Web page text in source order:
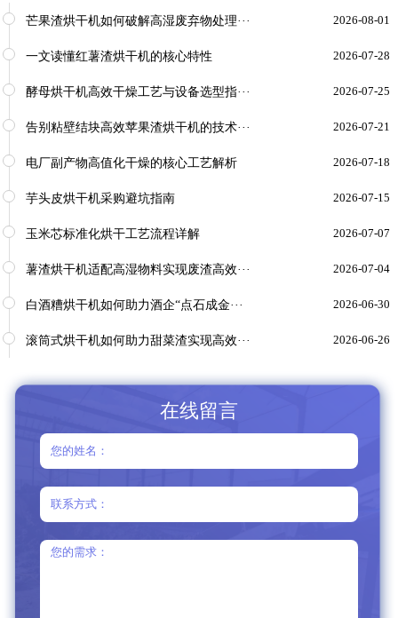
芒果渣烘干机如何破解高湿废弃物处理··· 2026-08-01
一文读懂红薯渣烘干机的核心特性 2026-07-28
酵母烘干机高效干燥工艺与设备选型指··· 2026-07-25
告别粘壁结块高效苹果渣烘干机的技术··· 2026-07-21
电厂副产物高值化干燥的核心工艺解析 2026-07-18
芋头皮烘干机采购避坑指南 2026-07-15
玉米芯标准化烘干工艺流程详解 2026-07-07
薯渣烘干机适配高湿物料实现废渣高效··· 2026-07-04
白酒糟烘干机如何助力酒企“点石成金··· 2026-06-30
滚筒式烘干机如何助力甜菜渣实现高效··· 2026-06-26
在线留言